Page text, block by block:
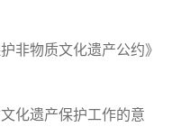
非物质文化遗产公约》
化遗产保护工作的意